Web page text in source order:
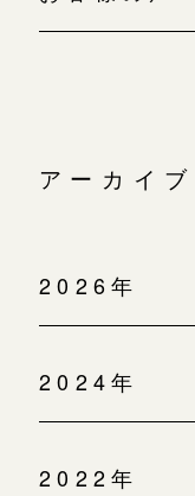
アーカイブ
2026年
2024年
2022年